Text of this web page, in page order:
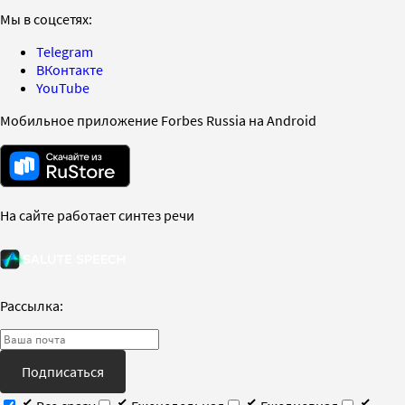
Мы в соцсетях:
Telegram
ВКонтакте
YouTube
Мобильное приложение Forbes Russia на Android
На сайте работает синтез речи
Рассылка:
Подписаться